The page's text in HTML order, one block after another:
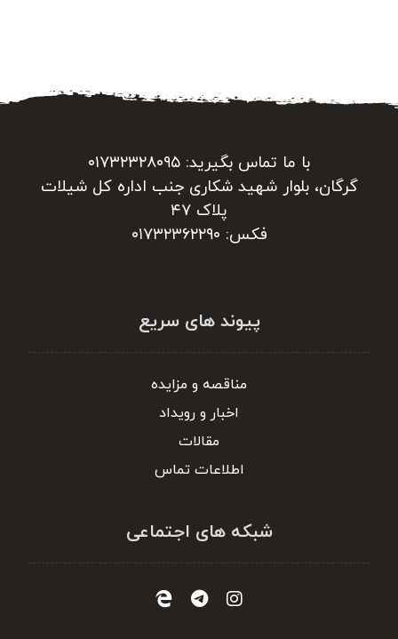
با ما تماس بگیرید: ۰۱۷۳۲۳۲۸۰۹۵
گرگان، بلوار شهید شکاری جنب اداره کل شیلات
پلاک ۴۷
فکس: ۰۱۷۳۲۳۶۲۲۹۰
پیوند های سریع
مناقصه و مزایده
اخبار و رویداد
مقالات
اطلاعات تماس
شبکه های اجتماعی